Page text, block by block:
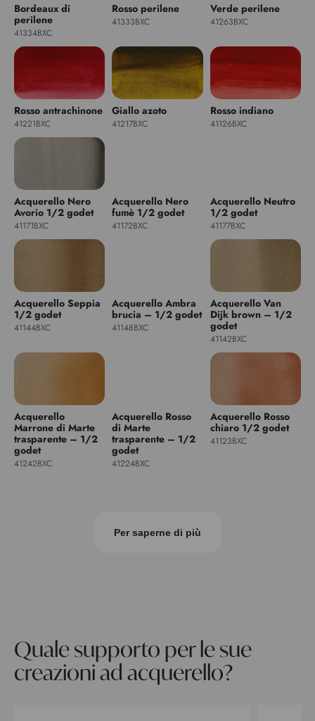
Bordeaux di
perilene
41334BXC
Rosso perilene
41333BXC
Verde perilene
41263BXC
Rosso antrachinone
41221BXC
Giallo azoto
41217BXC
Rosso indiano
41126BXC
Acquerello Nero
Avorio 1/2 godet
41171BXC
Acquerello Nero
fumè 1/2 godet
41172BXC
Acquerello Neutro
1/2 godet
41177BXC
Acquerello Seppia
1/2 godet
41144BXC
Acquerello Ambra
brucia – 1/2 godet
41148BXC
Acquerello Van
Dijk brown – 1/2
godet
41142BXC
Acquerello
Marrone di Marte
trasparente – 1/2
godet
41242BXC
Acquerello Rosso
di Marte
trasparente – 1/2
godet
41224BXC
Acquerello Rosso
chiaro 1/2 godet
41123BXC
Per saperne di più
Quale supporto per le sue
creazioni ad acquerello?